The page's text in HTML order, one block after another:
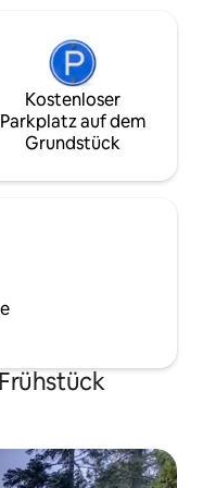
Kostenloser
Parkplatz auf dem
Grundstück